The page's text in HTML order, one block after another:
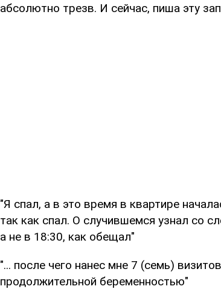
абсолютно трезв. И сейчас, пиша эту
"Я спал, а в это время в квартире
так как спал. О случившемся узнал со
а не в 18:30, как обещал"
"... после чего нанес мне 7 (семь)
продолжительной беременностью"